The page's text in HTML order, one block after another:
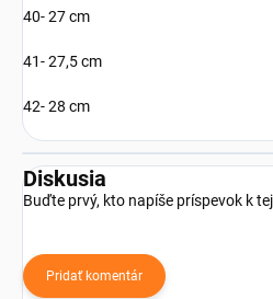
40- 27 cm
41- 27,5 cm
42- 28 cm
Diskusia
Buďte prvý, kto napíše príspevok k
Pridať komentár